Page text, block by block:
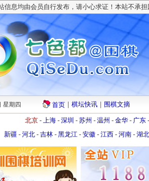
信息均由会员自行发布，请小心求证！本站不承担
星期四 首页 ｜ 棋坛快讯 ｜ 围棋文摘
北京 - 上海 - 深圳 - 苏州 - 温州 - 金华 - 广东 -
新疆 - 河北 - 吉林 - 黑龙江 - 安徽 - 江西 - 河南 - 湖北